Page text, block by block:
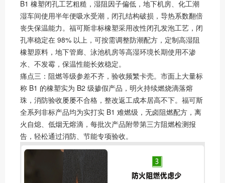
B1 橡塑闭孔工艺粗糙，湿阻因子偏低，地下机房、化工潮
湿车间使用半年便吸水受潮，闭孔结构破损，导热系数翻倍
丧失保温能力。福可斯非标橡塑采用改性闭孔发泡工艺，闭
孔率稳定在 98% 以上，可按需调整防潮配方，定制高湿阻
橡塑原料，地下管廊、泳池机房等高湿环境长期使用不渗
水、不发霉，保温性能长效稳定。
痛点三：阻燃等级参差不齐，验收频繁卡壳。市面上大量标
称 B1 的橡塑实为 B2 级掺假产品，明火持续燃烧滴落熔
珠，消防验收屡屡不合格，整改返工成本居高不下。福可斯
全系列非标产品均为实打实 B1 难燃级，无卤阻燃配方，离
火自熄、低烟无熔滴，每批次产品附带第三方阻燃检测报
告，轻松通过消防、节能专项验收。